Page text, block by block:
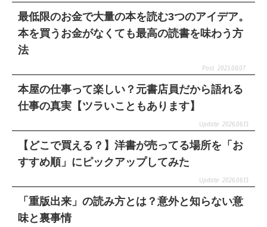
最低限のお金で大量の本を読む3つのアイデア。
本を買うお金がなくても最高の読書を味わう方
法
2023.08.07
本屋の仕事って楽しい？元書店員だから語れる
仕事の真実【ツラいこともあります】
2026.06.13
【どこで買える？】洋書が売ってる場所を「お
すすめ順」にピックアップしてみた
2026.06.13
「重版出来」の読み方とは？意外と知らない意
味と裏事情